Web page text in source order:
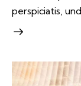
perspiciatis,